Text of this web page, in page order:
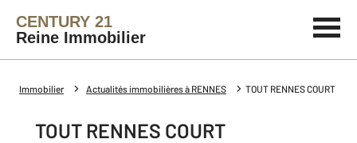
CENTURY 21
Reine Immobilier
Immobilier Actualités immobilières à RENNES TOUT RENNES COURT
TOUT RENNES COURT